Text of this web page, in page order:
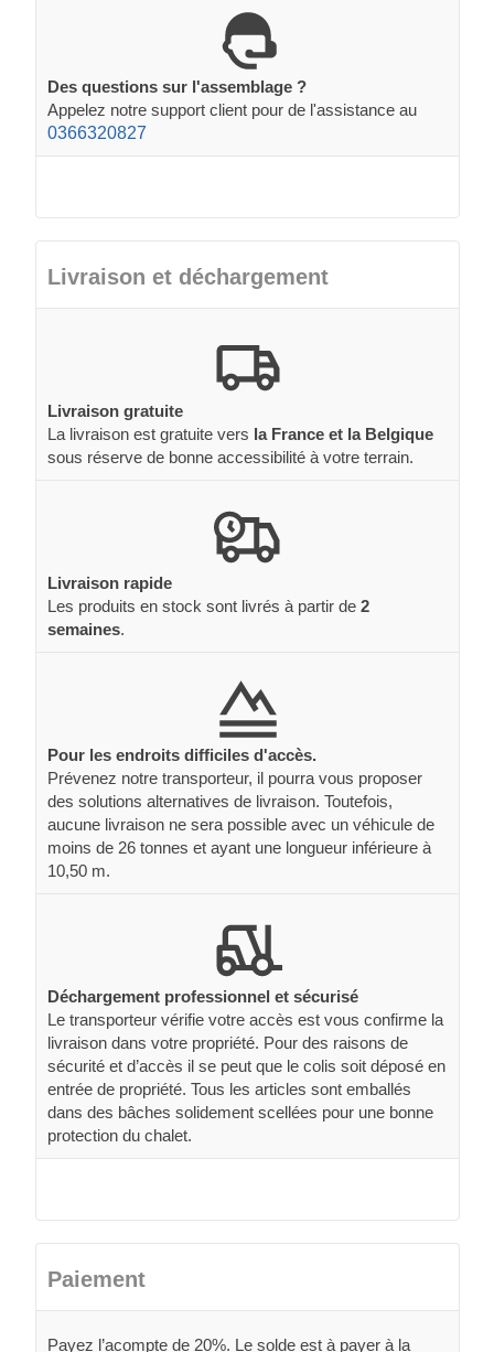
Des questions sur l'assemblage ?
Appelez notre support client pour de l'assistance au
0366320827
Livraison et déchargement
Livraison gratuite
La livraison est gratuite vers la France et la Belgique
sous réserve de bonne accessibilité à votre terrain.
Livraison rapide
Les produits en stock sont livrés à partir de 2
semaines.
Pour les endroits difficiles d'accès.
Prévenez notre transporteur, il pourra vous proposer
des solutions alternatives de livraison. Toutefois,
aucune livraison ne sera possible avec un véhicule de
moins de 26 tonnes et ayant une longueur inférieure à
10,50 m.
Déchargement professionnel et sécurisé
Le transporteur vérifie votre accès est vous confirme la
livraison dans votre propriété. Pour des raisons de
sécurité et d’accès il se peut que le colis soit déposé en
entrée de propriété. Tous les articles sont emballés
dans des bâches solidement scellées pour une bonne
protection du chalet.
Paiement
Payez l’acompte de 20%. Le solde est à payer à la